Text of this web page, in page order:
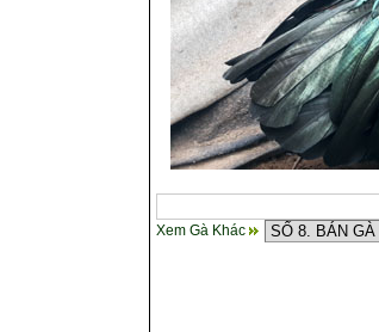
Xem Gà Khác